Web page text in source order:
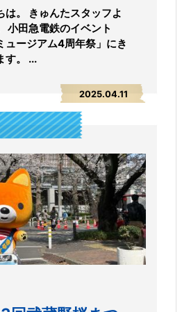
は。 きゅんたスタッフよ
小田急電鉄のイベント
ュージアム4周年祭」にき
す。 ...
2025.04.11